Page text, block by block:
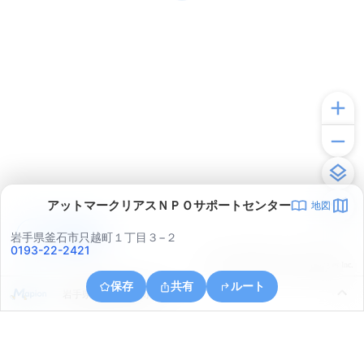
アットマークリアスＮＰＯサポートセンター 地図
岩手県釜石市只越町１丁目３−２
0193-22-2421
保存 共有 ルート
岩手県釜石市鈴子町１４
アプリで見る